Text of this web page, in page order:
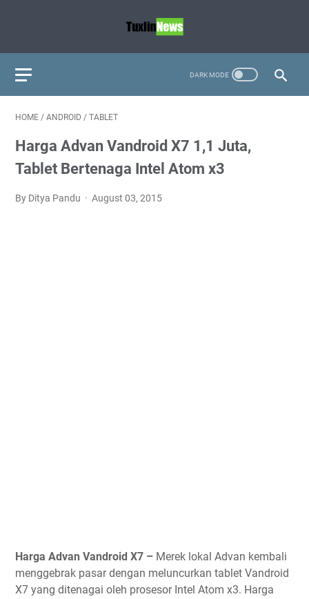
HOME / ANDROID / TABLET
Harga Advan Vandroid X7 1,1 Juta,
Tablet Bertenaga Intel Atom x3
By Ditya Pandu August 03, 2015
Harga Advan Vandroid X7 – Merek lokal Advan kembali
menggebrak pasar dengan meluncurkan tablet Vandroid
X7 yang ditenagai oleh prosesor Intel Atom x3. Harga